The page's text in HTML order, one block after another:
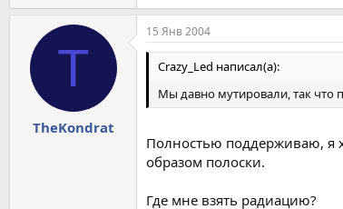
T
TheKondrat
15 Янв 2004
Crazy_Led написал(а):
Мы давно мутировали, так что
Полностью поддерживаю, я
образом полоски.
Где мне взять радиацию?